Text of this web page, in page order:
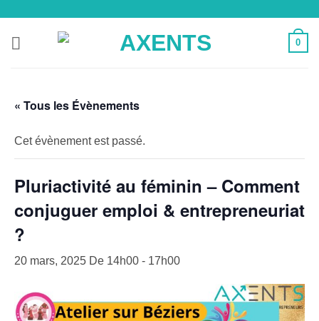
0
« Tous les Évènements
Cet évènement est passé.
Pluriactivité au féminin – Comment
conjuguer emploi & entrepreneuriat
?
20 mars, 2025 De 14h00 - 17h00